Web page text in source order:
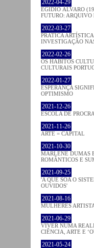
2022-04-29
EGÍDIO ÁLVARO
FUTURO: ARQUIVO
2022-03-27
PRATICA
INVESTIGAÇÃO
2022-02-26
OS HÁBITOS
CULTURAIS
2022-01-27
ESPERANÇA
OPTIMISMO
2021-12-26
ESCOLA DE
2021-11-26
ARTE = CAPITAL
2021-10-30
MARLENE DUMAS
ROMÂNTICOS E
2021-09-25
'A QUE SOA O
OUVIDOS'
2021-08-16
MULHERES
2021-06-29
VIVER NUMA
CIÊNCIA, ARTE E
2021-05-24